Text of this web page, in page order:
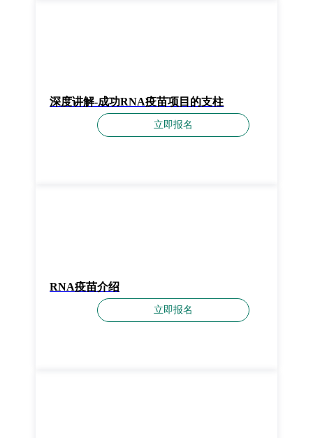
深度讲解-成功RNA疫苗项目的支柱
立即报名
RNA疫苗介绍
立即报名